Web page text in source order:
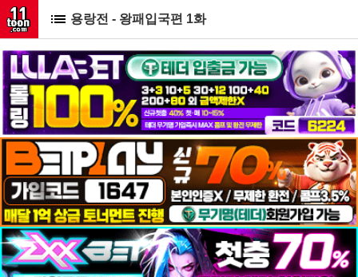
용랑전 - 왕패입국편 1화